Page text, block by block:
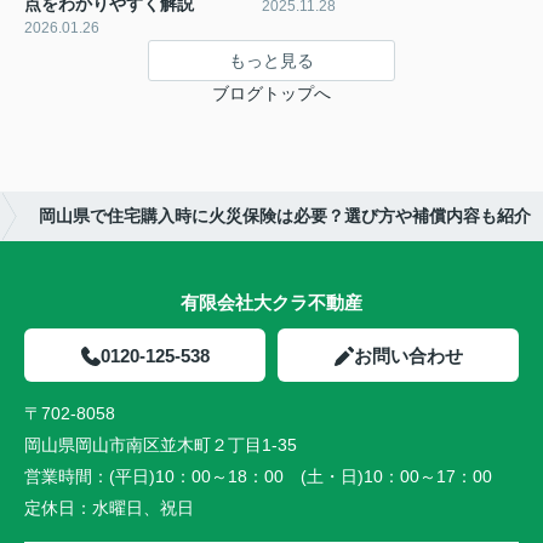
2026.01.26
2025.11.28
もっと見る
ブログトップへ
岡山県で住宅購入時に火災保険は必要？選び方や補償内容も紹介
有限会社大クラ不動産
0120-125-538 お問い合わせ
〒702-8058
岡山県岡山市南区並木町２丁目1-35
営業時間： (平日)10：00～18：00 (土・日)10：00～17：00
定休日： 水曜日、祝日